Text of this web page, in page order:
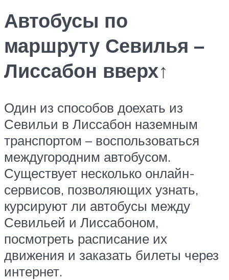
Автобусы по
маршруту Севилья –
Лиссабон вверх↑
Один из способов доехать из
Севильи в Лиссабон наземным
транспортом – воспользоваться
междугородним автобусом.
Существует несколько онлайн-
сервисов, позволяющих узнать,
курсируют ли автобусы между
Севильей и Лиссабоном,
посмотреть расписание их
движения и заказать билеты через
интернет.